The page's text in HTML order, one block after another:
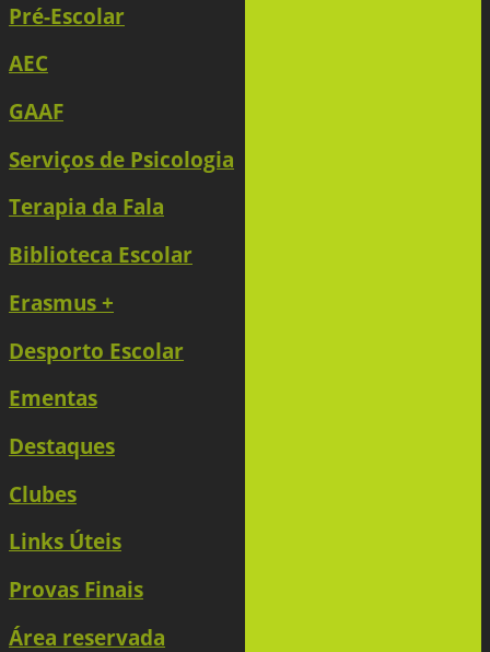
Pré-Escolar
AEC
GAAF
Serviços de Psicologia
Terapia da Fala
Biblioteca Escolar
Erasmus +
Desporto Escolar
Ementas
Destaques
Clubes
Links Úteis
Provas Finais
Área reservada